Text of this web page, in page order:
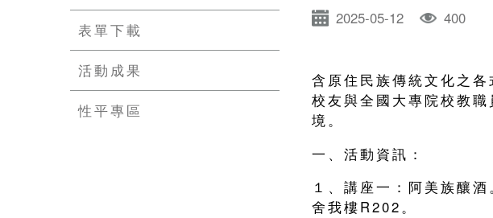
表單下載
活動成果
性平專區
2025-05-12 400
含原住民族傳統文化之
校友與全國大專院校教
境。
一、活動資訊：
１、講座一：阿美族釀
舍我樓R202。